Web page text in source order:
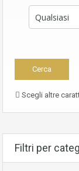
Scegli altre
Filtri per